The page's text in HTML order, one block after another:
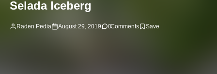
Selada Iceberg
Raden Pedia August 29, 2019 0Comments